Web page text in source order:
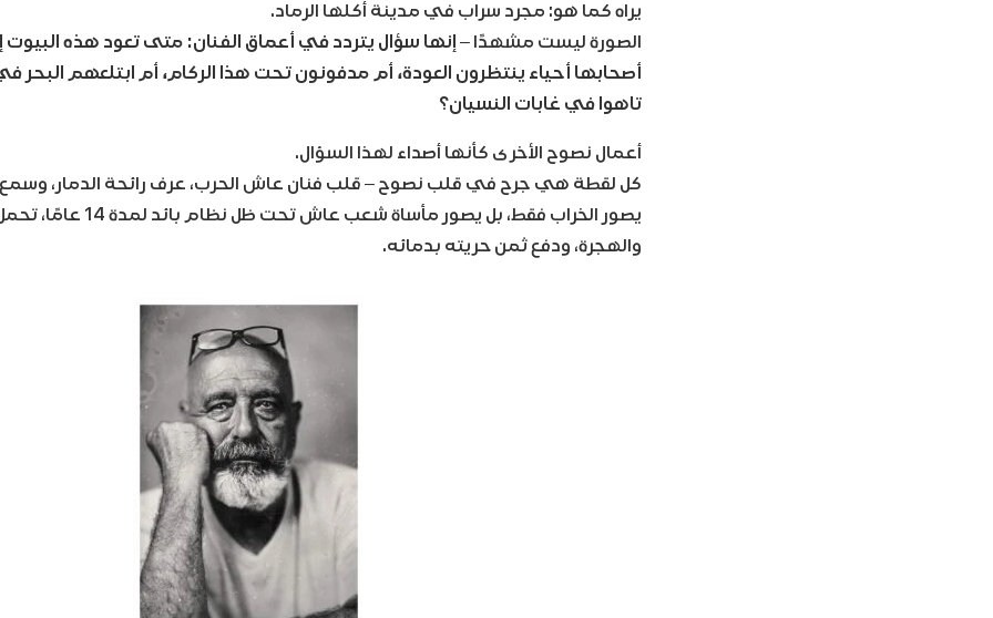
يراه كما هو: مجرد سراب في مدينة أكلها الرماد.
الصورة ليست مشهدًا – إنها سؤال يتردد في أعماق الفنان: متى تعود هذه البيوت
أصحابها أحياء ينتظرون العودة، أم مدفونون تحت هذا الركام، أم ابتلعهم البحر
تاهوا في غابات النسيان؟
أعمال نصوح الأخرى كأنها أصداء لهذا السؤال.
كل لقطة هي جرح في قلب نصوح – قلب فنان عاش الحرب، عرف رائحة الدمار، وسمع
يصور الخراب فقط، بل يصور مأساة شعب
والهجرة، ودفع ثمن حريته بدمائه.